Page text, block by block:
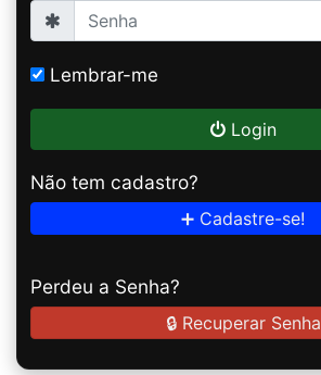
Lembrar-me
Login
Não tem cadastro?
➕ Cadastre-se!
Perdeu a Senha?
🔒 Recuperar Senha